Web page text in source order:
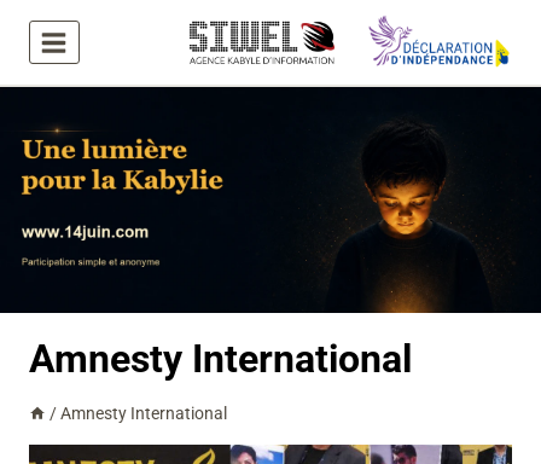
contenu
Amnesty International
/ Amnesty International